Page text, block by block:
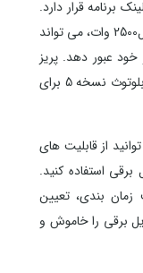
پریز هوشمند الدنیو دارای توان اسمی قابل تحمل2500 وات، می تواند
و ولتاژ تا 250 ولت را از خود عبور دهد. پریز
هوشمند 1050 از وای فای رنج 2.4 گیگا هرتز و بلوتوث نسخه 5 برای
از قابلیت های
استفاده کنید.
زمان بندی، تعیین
برقی را خاموش و